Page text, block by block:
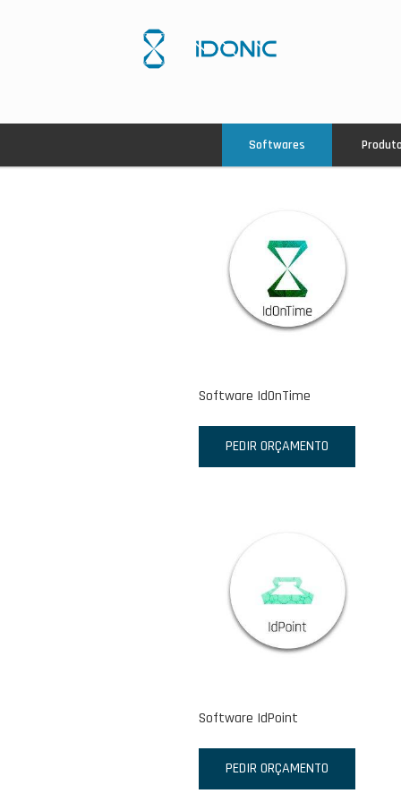
Softwares
Software IdOnTime
PEDIR ORÇAMENTO
Software IdPoint
PEDIR ORÇAMENTO